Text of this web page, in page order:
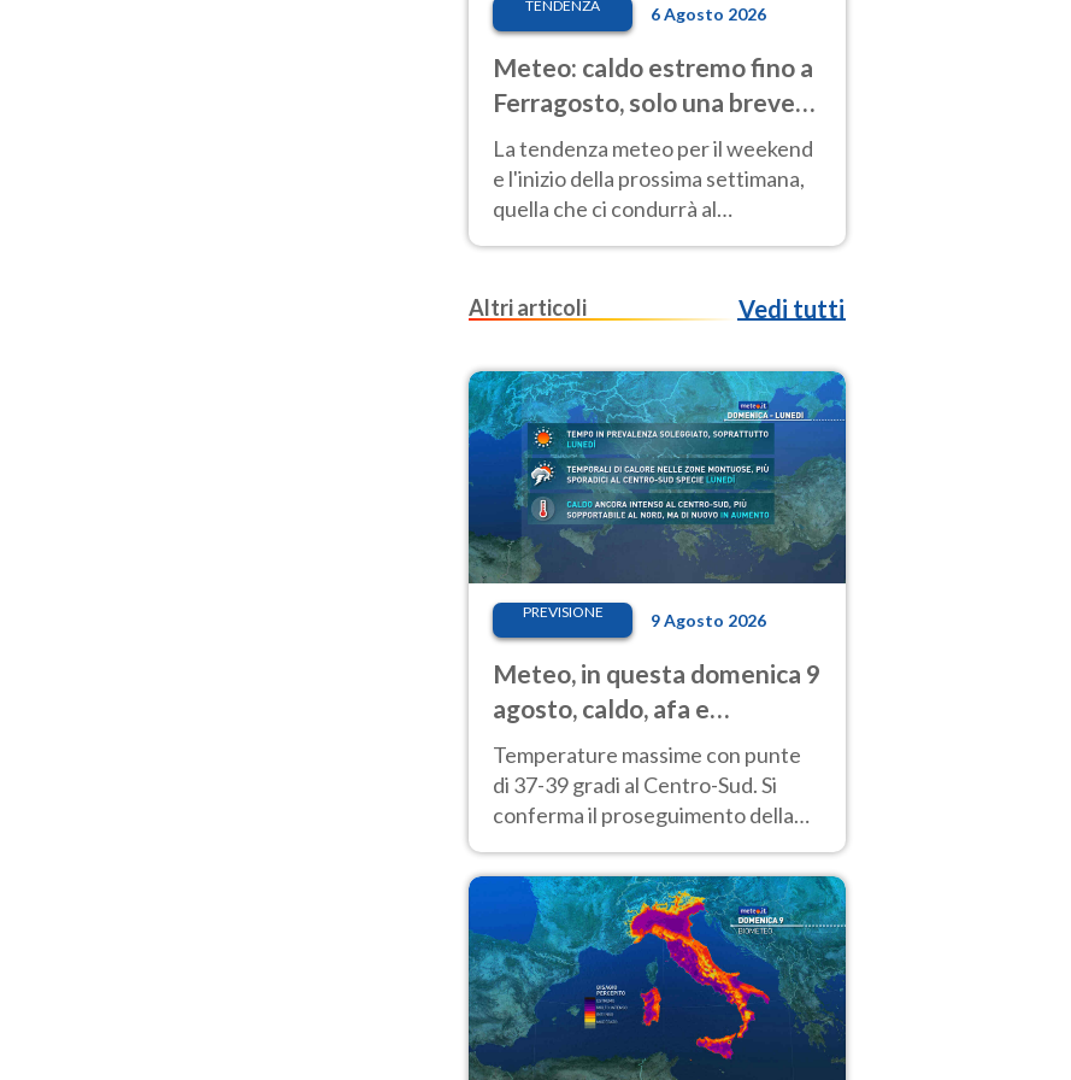
TENDENZA 6 Agosto 2026
Meteo: caldo estremo fino a
Ferragosto, solo una breve
pausa. Ecco dove
La tendenza meteo per il weekend
e l'inizio della prossima settimana,
quella che ci condurrà al
Ferragosto, vede ancora
Altri articoli
Vedi tutti
PREVISIONE 9 Agosto 2026
Meteo, in questa domenica 9
agosto, caldo, afa e
temporali di calore
Temperature massime con punte
di 37-39 gradi al Centro-Sud. Si
conferma il proseguimento della
weekend di Ferragosto